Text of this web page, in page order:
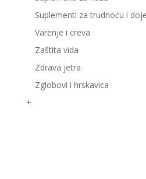
Suplementi za trudnoću i
Varenje i creva
Zaštita vida
Zdrava jetra
Zglobovi i hrskavica
+